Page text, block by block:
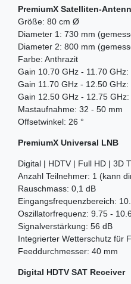
PremiumX Satelliten-
Größe: 80 cm Ø
Diameter 1: 730 mm
Diameter 2: 800 mm
Farbe: Anthrazit
Gain 10.70 GHz - 11.70 GHz:
Gain 11.70 GHz - 12.50 GHz:
Gain 12.50 GHz - 12.75
Mastaufnahme: 32 - 50 mm
Offsetwinkel: 26 °
PremiumX Universal LNB
Digital | HDTV | Full HD | 3D
Anzahl Teilnehmer: 1 (kann
Rauschmass: 0,1 dB
Eingangsfrequenzbereich:
Oszillatorfrequenz: 9.75 -
Signalverstärkung: 56 dB
Integrierter Wetterschutz für
Feeddurchmesser: 40 mm
Digital HDTV SAT Receiver